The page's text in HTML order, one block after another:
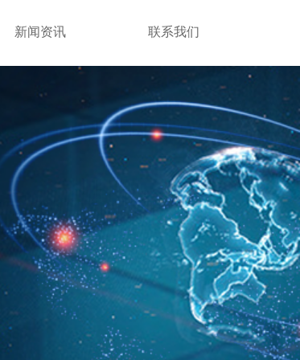
新闻资讯 联系我们